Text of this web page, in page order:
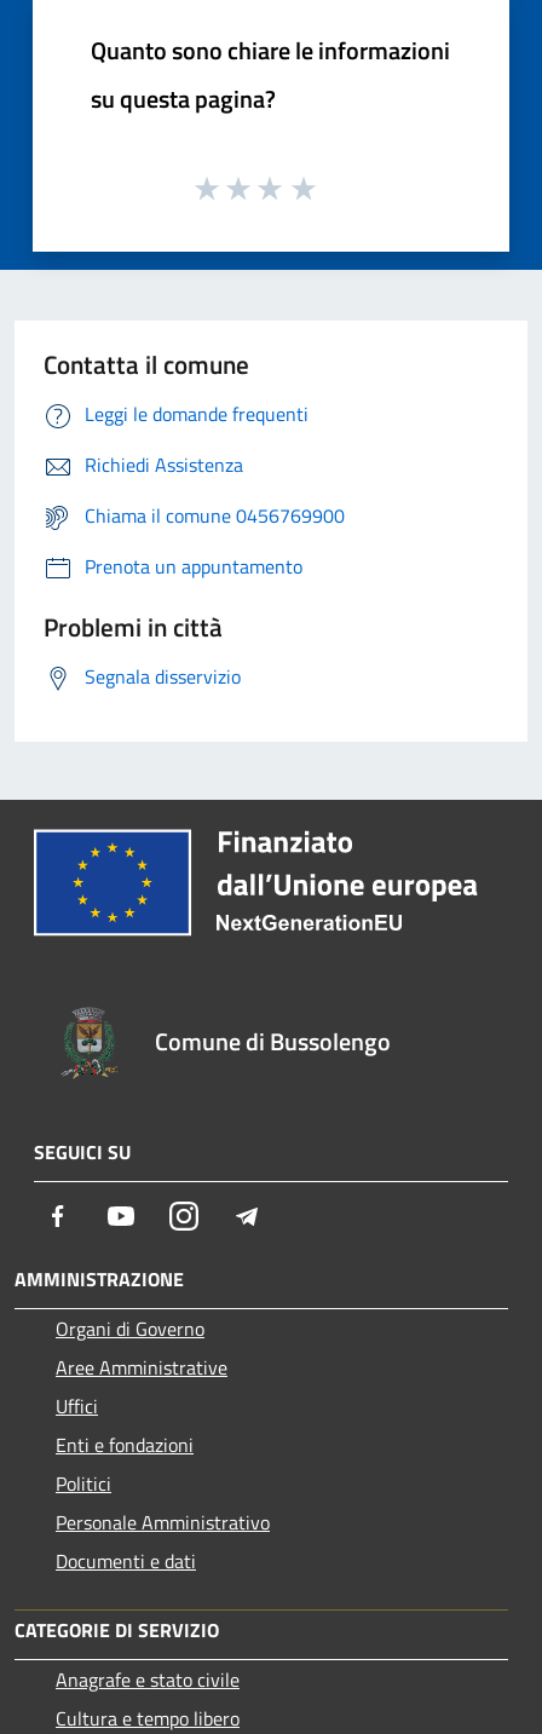
Quanto sono chiare le informazioni
su questa pagina?
Contatta il comune
Leggi le domande frequenti
Richiedi Assistenza
Chiama il comune 0456769900
Prenota un appuntamento
Problemi in città
Segnala disservizio
Comune di Bussolengo
SEGUICI SU
Facebook YoutubeInstagram
AMMINISTRAZIONE
Organi di Governo
Aree Amministrative
Uffici
Enti e fondazioni
Politici
Personale Amministrativo
Documenti e dati
CATEGORIE DI SERVIZIO
Anagrafe e stato civile
Cultura e tempo libero